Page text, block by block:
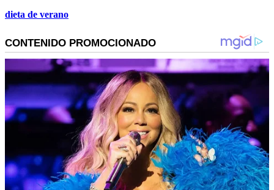
dieta de verano